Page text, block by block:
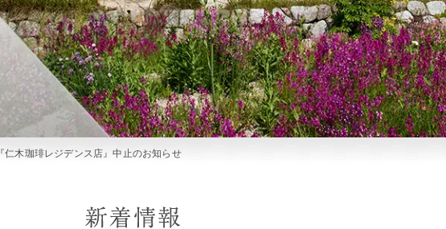
『仁木珈琲レジデンス店』中止のお知らせ